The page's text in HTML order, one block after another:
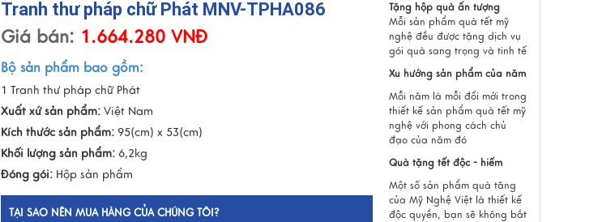
Tranh thư pháp chữ Phát MNV-TPHA086
Giá bán: 1.664.280 VNĐ
Bộ sản phẩm bao gồm:
1 Tranh thư pháp chữ Phát
Xuất xứ sản phẩm: Việt Nam
Kích thước sản phẩm: 95(cm) x 53(cm)
Khối lượng sản phẩm: 6,2kg
Đóng gói: Hộp sản phẩm
TẠI SAO NÊN MUA HÀNG CỦA CHÚNG TÔI?
Tặng hộp quà ấn tượng
Mỗi sản phẩm quà tết mỹ
nghệ đều được tặng dịch vụ
gói quà sang trọng và tinh tế
Xu hướng sản phẩm của năm
Mỗi năm là mỗi đổi mới trong
thiết kế sản phẩm quà tết mỹ
nghệ với phong cách chủ
đạo của năm đó
Quà tặng tết độc - hiếm
Một số sản phẩm quà tăng
của Mỹ Nghệ Việt là thiết kế
độc quyền, bạn sẽ không bắt